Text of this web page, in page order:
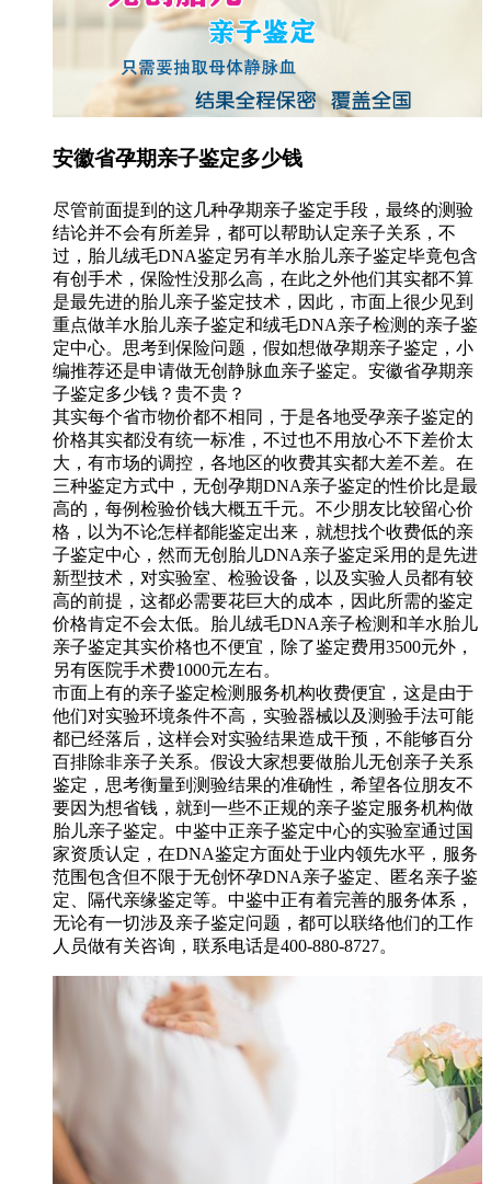
安徽省孕期亲子鉴定多少钱
尽管前面提到的这几种孕期亲子鉴定手段，最终的测验
结论并不会有所差异，都可以帮助认定亲子关系，不
过，胎儿绒毛DNA鉴定另有羊水胎儿亲子鉴定毕竟包含
有创手术，保险性没那么高，在此之外他们其实都不算
是最先进的胎儿亲子鉴定技术，因此，市面上很少见到
重点做羊水胎儿亲子鉴定和绒毛DNA亲子检测的亲子鉴
定中心。思考到保险问题，假如想做孕期亲子鉴定，小
编推荐还是申请做无创静脉血亲子鉴定。安徽省孕期亲
子鉴定多少钱？贵不贵？
其实每个省市物价都不相同，于是各地受孕亲子鉴定的
价格其实都没有统一标准，不过也不用放心不下差价太
大，有市场的调控，各地区的收费其实都大差不差。在
三种鉴定方式中，无创孕期DNA亲子鉴定的性价比是最
高的，每例检验价钱大概五千元。不少朋友比较留心价
格，以为不论怎样都能鉴定出来，就想找个收费低的亲
子鉴定中心，然而无创胎儿DNA亲子鉴定采用的是先进
新型技术，对实验室、检验设备，以及实验人员都有较
高的前提，这都必需要花巨大的成本，因此所需的鉴定
价格肯定不会太低。胎儿绒毛DNA亲子检测和羊水胎儿
亲子鉴定其实价格也不便宜，除了鉴定费用3500元外，
另有医院手术费1000元左右。
市面上有的亲子鉴定检测服务机构收费便宜，这是由于
他们对实验环境条件不高，实验器械以及测验手法可能
都已经落后，这样会对实验结果造成干预，不能够百分
百排除非亲子关系。假设大家想要做胎儿无创亲子关系
鉴定，思考衡量到测验结果的准确性，希望各位朋友不
要因为想省钱，就到一些不正规的亲子鉴定服务机构做
胎儿亲子鉴定。中鉴中正亲子鉴定中心的实验室通过国
家资质认定，在DNA鉴定方面处于业内领先水平，服务
范围包含但不限于无创怀孕DNA亲子鉴定、匿名亲子鉴
定、隔代亲缘鉴定等。中鉴中正有着完善的服务体系，
无论有一切涉及亲子鉴定问题，都可以联络他们的工作
人员做有关咨询，联系电话是400-880-8727。